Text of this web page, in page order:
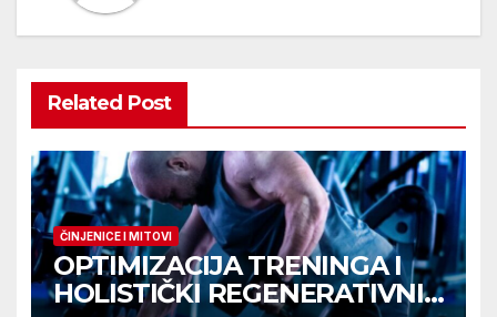
Related Post
ČINJENICE I MITOVI
OPTIMIZACIJA TRENINGA I
HOLISTIČKI REGENERATIVNI